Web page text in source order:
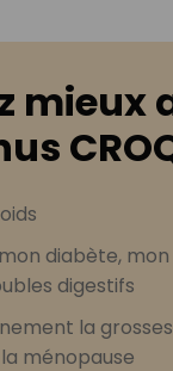
mieux
diabète,
digestifs
la
ménopause